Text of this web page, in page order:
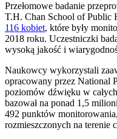
Przełomowe badanie
T.H. Chan School of Public
116 kobiet, które były
2018 roku. Uczestniczki
wysoką jakość i
Naukowcy wykorzystali
opracowany przez National
poziomów dźwięku w
bazował na ponad 1,5
492 punktów
rozmieszczonych na terenie